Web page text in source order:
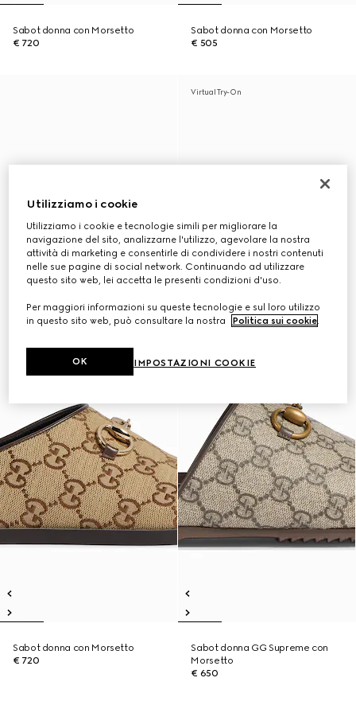
Sabot donna con Morsetto
€ 720
Sabot donna con Morsetto
€ 505
Sabot donna con Morsetto
€ 720
Virtual Try-On
Sabot donna GG Supreme con
Morsetto
€ 650
Utilizziamo i cookie
Utilizziamo i cookie e tecnologie simili per migliorare la
navigazione del sito, analizzarne l'utilizzo, agevolare la nostra
attività di marketing e consentirle di condividere i nostri contenuti
nelle sue pagine di social network. Continuando ad utilizzare
questo sito web, lei accetta le presenti condizioni d'uso.
Per maggiori informazioni su queste tecnologie e sul loro utilizzo
in questo sito web, può consultare la nostra
Politica sui cookie.
IMPOSTAZIONI COOKIE
OK